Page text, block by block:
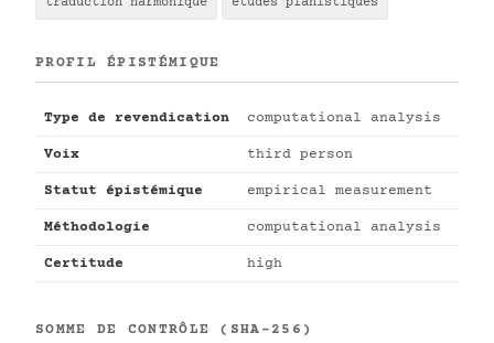
traduction harmonique études pianistiques
PROFIL ÉPISTÉMIQUE
Type de revendication computational analysis
Voix third person
Statut épistémique empirical measurement
Méthodologie computational analysis
Certitude high
SOMME DE CONTRÔLE (SHA-256)